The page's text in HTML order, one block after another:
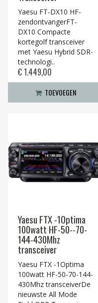
Yaesu FT-DX10 HF-
zendontvangerFT-
DX10 Compacte
kortegolf transceiver
met Yaesu Hybrid SDR-
technologi..
€ 1.449,00
TOEVOEGEN
Yaesu FTX -1Optima
100watt HF-50--70-
144-430Mhz
transceiver
Yaesu FTX -1Optima
100watt HF-50-70-144-
430Mhz transceiverDe
nieuwste All Mode